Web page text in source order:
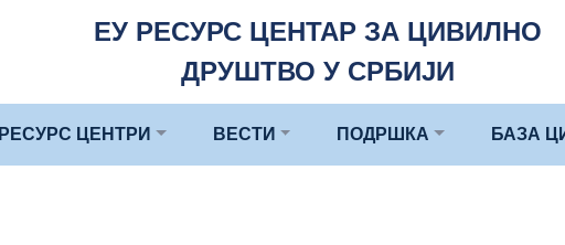
ЕУ РЕСУРС ЦЕНТАР ЗА ЦИВИЛНО
ДРУШТВО У СРБИЈИ
РЕСУРС ЦЕНТРИ ВЕСТИ ПОДРШКА БАЗА